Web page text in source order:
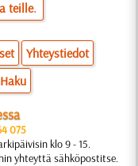
teille.
Yhteystiedot
Haku
075
klo 9 - 15.
yhteyttä sähköpostitse.